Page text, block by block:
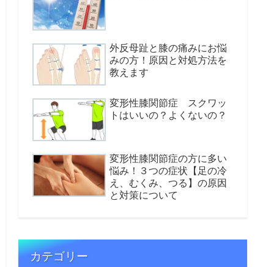
外反母趾と膝の痛みにお悩
みの方！原因と対処方法を
教えます
変形性膝関節症 スクワッ
トはいいの？よくないの？
変形性膝関節症の方に多い
悩み！３つの症状【足の冷
え、むくみ、つる】の原因
と対策について
カテゴリー